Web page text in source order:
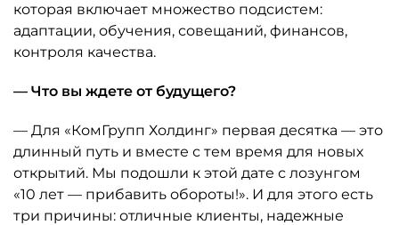
которая включает множество подсистем:
адаптации, обучения, совещаний, финансов,
контроля качества.
— Что вы ждете от будущего?
— Для «КомГрупп Холдинг» первая десятка — это
длинный путь и вместе с тем время для новых
открытий. Мы подошли к этой дате с лозунгом
«10 лет — прибавить обороты!». И для этого есть
три причины: отличные клиенты, надежные